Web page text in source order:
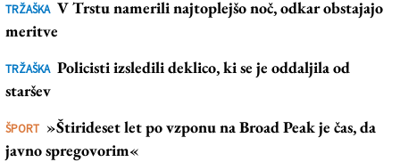
TRŽAŠKA V Trstu namerili najtoplejšo noč, odkar obstajajo
meritve
TRŽAŠKA Policisti izsledili deklico, ki se je oddaljila od
staršev
ŠPORT »Štirideset let po vzponu na Broad Peak je čas, da
javno spregovorim«